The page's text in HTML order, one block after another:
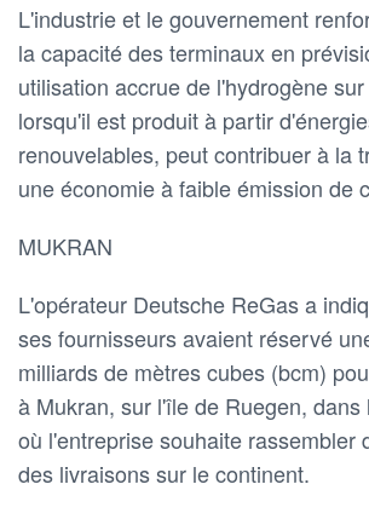
L'industrie et le gouvernement
la capacité des terminaux en
utilisation accrue de l'hydrogène
lorsqu'il est produit à partir
renouvelables, peut contribuer à la
une économie à faible émission de
MUKRAN
L'opérateur Deutsche ReGas a
ses fournisseurs avaient réservé
milliards de mètres cubes (bcm)
à Mukran, sur l'île de Ruegen, dans
où l'entreprise souhaite rassembler
des livraisons sur le continent.